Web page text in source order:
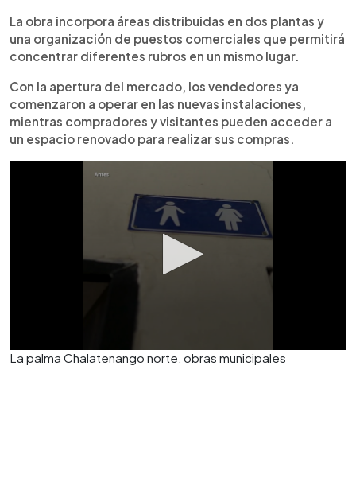
La obra incorpora áreas distribuidas en dos plantas y
una organización de puestos comerciales que permitirá
concentrar diferentes rubros en un mismo lugar.
Con la apertura del mercado, los vendedores ya
comenzaron a operar en las nuevas instalaciones,
mientras compradores y visitantes pueden acceder a
un espacio renovado para realizar sus compras.
La palma Chalatenango norte, obras municipales